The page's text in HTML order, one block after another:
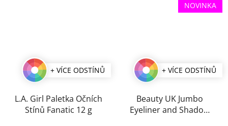
+ VÍCE ODSTÍNŮ
L.A. Girl Paletka Očních
Stínů Fanatic 12 g
NOVINKA
+ VÍCE ODSTÍNŮ
Beauty UK Jumbo
Eyeliner and Shadow